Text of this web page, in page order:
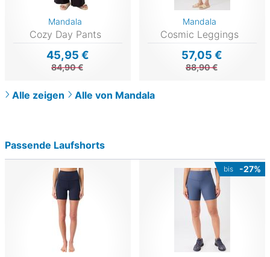
Mandala
Cozy Day Pants
45,95 €
84,90 €
Mandala
Cosmic Leggings
57,05 €
88,90 €
Alle zeigen Alle von Mandala
Passende Laufshorts
bis -27%